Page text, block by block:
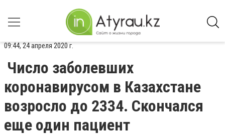
09:44, 24 апреля 2020 г.
Число заболевших
коронавирусом в Казахстане
возросло до 2334. Скончался
еще один пациент